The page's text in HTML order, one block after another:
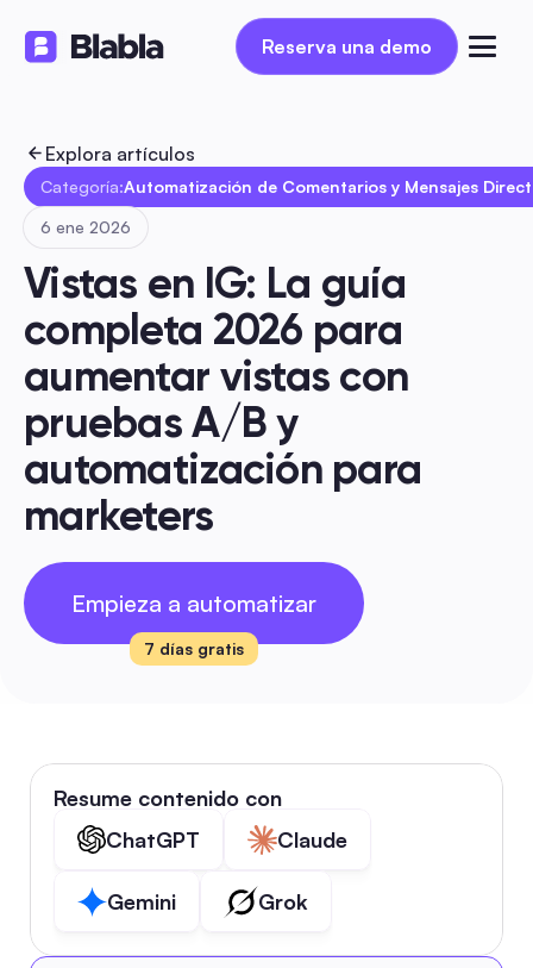
Reserva una demo
Reserva una demo
Explora artículos
Categoría:Automatización de Comentarios y Mensajes
6 ene 2026
Vistas en IG: La guía
completa 2026 para
aumentar vistas con
pruebas A/B y
automatización para
marketers
Empieza a automatizar
7 días gratis
Resume contenido con
ChatGPT
Claude
Gemini Grok